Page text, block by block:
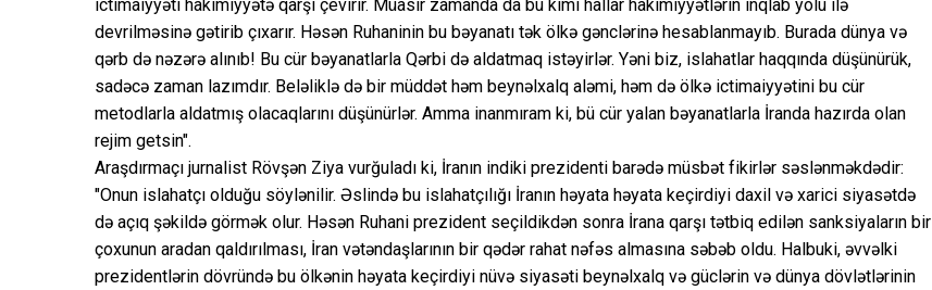
ictimaiyyəti hakimiyyətə qarşı çevirir. Müasir zamanda da bu kimi hallar hakimiyyətlərin inqlab yolu ilə
devrilməsinə gətirib çıxarır. Həsən Ruhaninin bu bəyanatı tək ölkə gənclərinə hesablanmayıb. Burada dünya və
qərb də nəzərə alınıb! Bu cür bəyanatlarla Qərbi də aldatmaq istəyirlər. Yəni biz, islahatlar haqqında düşünürük,
sadəcə zaman lazımdır. Beləliklə də bir müddət həm beynəlxalq aləmi, həm də ölkə ictimaiyyətini bu cür
metodlarla aldatmış olacaqlarını düşünürlər. Amma inanmıram ki, bü cür yalan bəyanatlarla İranda hazırda olan
rejim getsin".
Araşdırmaçı jurnalist Rövşən Ziya vurğuladı ki, İranın indiki prezidenti barədə müsbət fikirlər səslənməkdədir:
"Onun islahatçı olduğu söylənilir. Əslində bu islahatçılığı İranın həyata həyata keçirdiyi daxil və xarici siyasətdə
də açıq şəkildə görmək olur. Həsən Ruhani prezident seçildikdən sonra İrana qarşı tətbiq edilən sanksiyaların bir
çoxunun aradan qaldırılması, İran vətəndaşlarının bir qədər rahat nəfəs almasına səbəb oldu. Halbuki, əvvəlki
prezidentlərin dövründə bu ölkənin həyata keçirdiyi nüvə siyasəti beynəlxalq və güclərin və dünya dövlətlərinin